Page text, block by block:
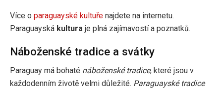
Více o paraguayské kultuře najdete na internetu.
Paraguayská kultura je plná zajímavostí a poznatků.
Náboženské tradice a svátky
Paraguay má bohaté náboženské tradice, které jsou v
každodenním životě velmi důležité. Paraguayské tradice